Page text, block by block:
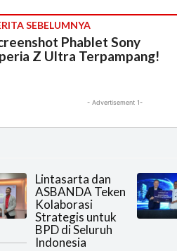
SEBELUMNYA
Phablet Sony
Z Ultra Terpampang!
- Advertisement 1-
Lintasarta dan
ASBANDA Teken
Kolaborasi
Strategis untuk
BPD di Seluruh
Indonesia